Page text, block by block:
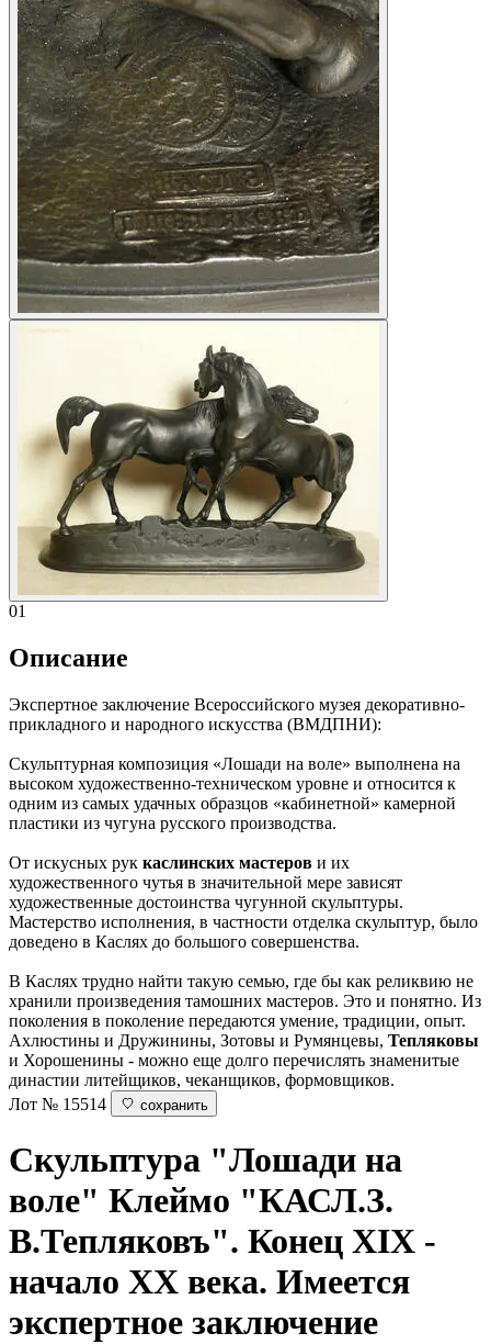
01
Описание
Экспертное заключение Всероссийского музея декоративно-
прикладного и народного искусства (ВМДПНИ):
Скульптурная композиция «Лошади на воле» выполнена на
высоком художественно-техническом уровне и относится к
одним из самых удачных образцов «кабинетной» камерной
пластики из чугуна русского производства.
От искусных рук каслинских мастеров и их
художественного чутья в значительной мере зависят
художественные достоинства чугунной скульптуры.
Мастерство исполнения, в частности отделка скульптур, было
доведено в Каслях до большого совершенства.
В Каслях трудно найти такую семью, где бы как реликвию не
хранили произведения тамошних мастеров. Это и понятно. Из
поколения в поколение передаются умение, традиции, опыт.
Ахлюстины и Дружинины, Зотовы и Румянцевы, Тепляковы
и Хорошенины - можно еще долго перечислять знаменитые
династии литейщиков, чеканщиков, формовщиков.
Лот № 15514
сохранить
Скульптура "Лошади на
воле" Клеймо "КАСЛ.З.
В.Тепляковъ". Конец XIX -
начало ХХ века. Имеется
экспертное заключение